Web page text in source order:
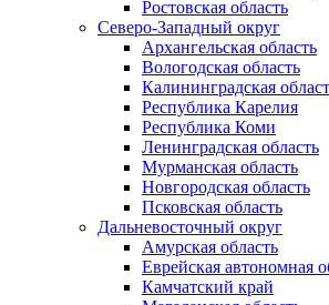
Ростовская область
Северо-Западный округ
Архангельская область
Вологодская область
Калининградская
Республика Карелия
Республика Коми
Ленинградская область
Мурманская область
Новгородская область
Псковская область
Дальневосточный округ
Амурская область
Еврейская автономная
Камчатский край